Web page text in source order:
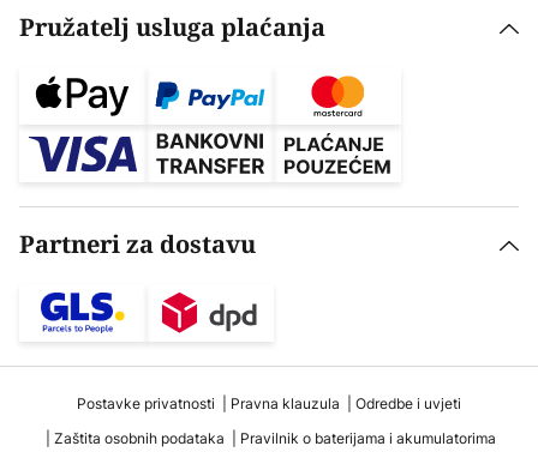
Pružatelj usluga plaćanja
Partneri za dostavu
Postavke privatnosti Pravna klauzula
Odredbe i uvjeti
Zaštita osobnih podataka
Pravilnik o baterijama i akumulatorima